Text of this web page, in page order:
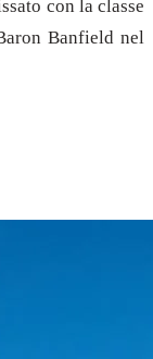
con la classe
Banfield nel